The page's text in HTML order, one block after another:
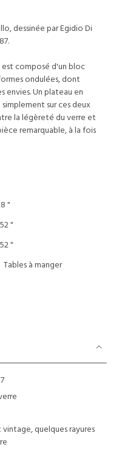
dessinée par Egidio Di
composé d'un bloc
ondulées, dont
Un plateau en
sur ces deux
la légèreté du verre et
remarquable, à la fois
"
"
"
Tables à manger
quelques rayures